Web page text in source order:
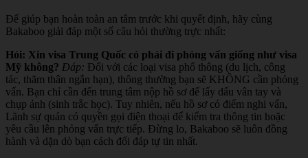
Để giúp bạn hoàn toàn an tâm trước khi quyết định, hãy cùng
Bakaboo giải đáp một số câu hỏi thường trực nhất:
Hỏi: Xin visa Trung Quốc có phải đi phỏng vấn giống như visa
Mỹ không? Đáp: Đối với các loại visa phổ thông (du lịch, công
tác, thăm thân ngắn hạn), thông thường bạn sẽ KHÔNG cần phỏng
vấn. Bạn chỉ cần đến trung tâm nộp hồ sơ để lấy dấu vân tay và
chụp ảnh (sinh trắc học). Tuy nhiên, nếu hồ sơ có điểm nghi vấn,
Lãnh sự quán có quyền gọi điện thoại để kiểm tra thông tin hoặc
yêu cầu lên phỏng vấn trực tiếp. Đừng lo, Bakaboo sẽ luôn đồng
hành và dặn dò bạn cách đối đáp tự tin nhất.